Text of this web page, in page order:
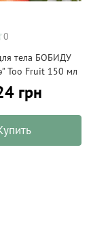
0
тела БОБИДУ
Too Fruit 150 мл
грн